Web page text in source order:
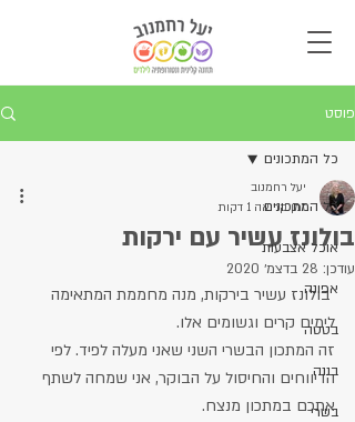
פוסט
כל המתכונים
אוכל אצבעות
אפונה
בטטה
בננה
בשרי
כל המתכונים
בולונז עשיר עם ירקות
יעל רחמנוב
זמן קריאה 1 דקות
עודכן: 28 בדצמ׳ 2020
בולונז עשיר בירקות, מנה מחממת המתאימה
לימים קרים וגשומים אלו.
זה המתכון הבשרי השני שאני מעלה לפיד. לפי
הדיווחים והחיסול על הבוקר, אני שמחה לשתף
אתכם במתכון מנצח.